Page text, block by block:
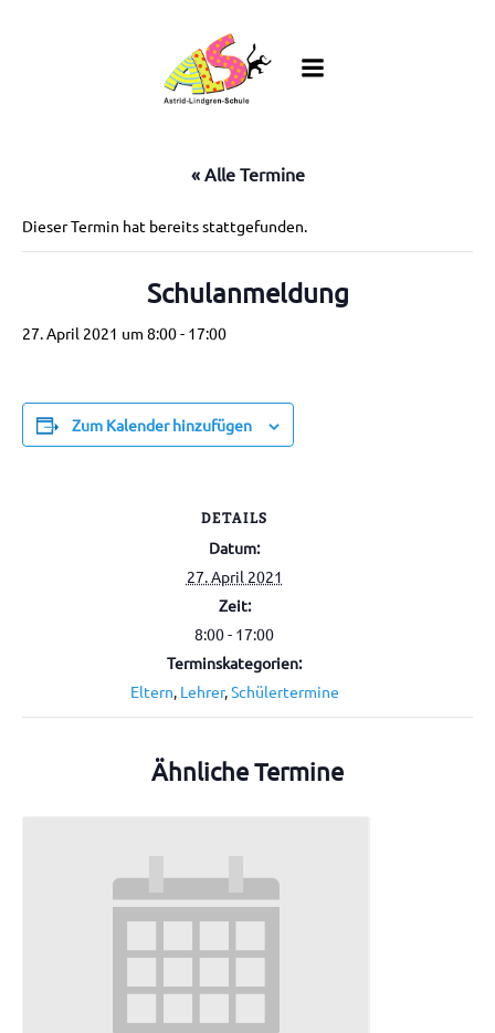
springen
« Alle Termine
Dieser Termin hat bereits stattgefunden.
Schulanmeldung
27. April 2021 um 8:00- 17:00
Zum Kalender hinzufügen
DETAILS
Datum:
27. April 2021
Zeit:
8:00 - 17:00
Terminskategorien:
Eltern, Lehrer,Schülertermine
Ähnliche Termine